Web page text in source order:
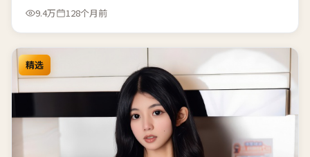
9.4万
128个月前
精选